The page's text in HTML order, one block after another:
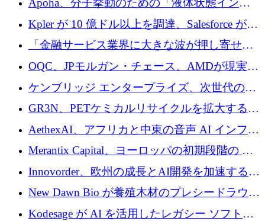
の資本シフトを呼びかけ
Apoha、分子挙動のための「液体状態インテ
リジェンス」を構築するために3,600万ドルを
かけてステルス状態から出現
Kpler が 10 億ドル以上を調達、Salesforce が
Contentful を買収、Built in Europe キャンペー
ンを開始
「金融サービス業界に大きな波が押し寄せて
いる」と「欧州初のAIネイティブ銀行」のボ
スが語る
OQC、JPモルガン・チェース、AMDが現実世
界のフィンテック・アプリケーションを探索
するためにQuantum-AIデータセンターを立ち
上げ
ケンブリッジ エンタープライズ、次世代のデ
ィープテック創設者向けにロンドンの出発点
を構築
GR3N、PETケミカルリサイクルを拡大するた
めにシリーズBで1,550万ユーロを調達
AethexAI、アフリカと中東の音声 AI インフラ
ストラクチャを構築するために 300 万ドルを
Merantix Capital、ヨーロッパの初期段階の AI
スタートアップ向けに 1 億 300 万ユーロのフ
ァンドを立ち上げる
Innovorder、欧州の成長とAI開発を加速するた
めに2,000万ユーロを確保
New Dawn Bio が養殖木材のプレシードラウン
ドで 210 万ユーロを調達
Kodesage が AI を活用したレガシー ソフトウ